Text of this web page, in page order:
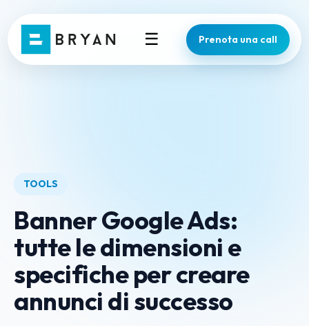
☰ Prenota una call
TOOLS
Banner Google Ads:
tutte le dimensioni e
specifiche per creare
annunci di successo